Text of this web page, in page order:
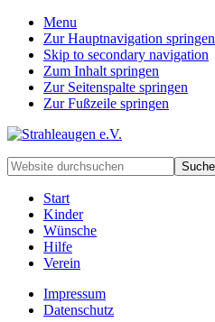
Menu
Zur Hauptnavigation springen
Skip to secondary navigation
Zum Inhalt springen
Zur Seitenspalte springen
Zur Fußzeile springen
Handarbeiten
für
besondere
Kinder
deren
Familien
Website
durchsuchen
Start
Kinder
Wünsche
Hilfe
Verein
Impressum
Datenschutz